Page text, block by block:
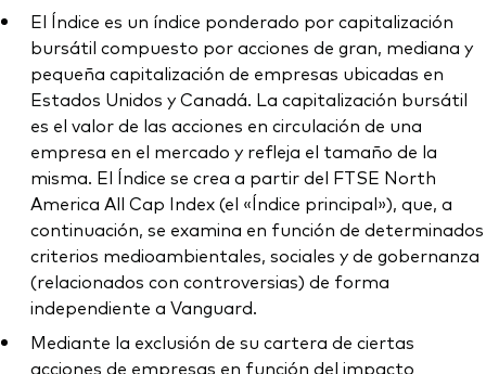
El Índice es un índice ponderado por capitalización
bursátil compuesto por acciones de gran, mediana y
pequeña capitalización de empresas ubicadas en
Estados Unidos y Canadá. La capitalización bursátil
es el valor de las acciones en circulación de una
empresa en el mercado y refleja el tamaño de la
misma. El Índice se crea a partir del FTSE North
America All Cap Index (el «Índice principal»), que, a
continuación, se examina en función de determinados
criterios medioambientales, sociales y de gobernanza
(relacionados con controversias) de forma
independiente a Vanguard.
Mediante la exclusión de su cartera de ciertas
acciones de empresas en función del impacto